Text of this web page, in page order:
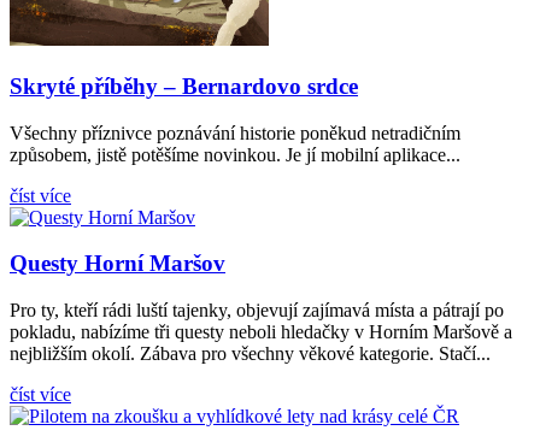
Skryté příběhy – Bernardovo srdce
Všechny příznivce poznávání historie poněkud netradičním
způsobem, jistě potěšíme novinkou. Je jí mobilní aplikace...
číst více
Questy Horní Maršov
Pro ty, kteří rádi luští tajenky, objevují zajímavá místa a pátrají po
pokladu, nabízíme tři questy neboli hledačky v Horním Maršově a
nejbližším okolí. Zábava pro všechny věkové kategorie. Stačí...
číst více